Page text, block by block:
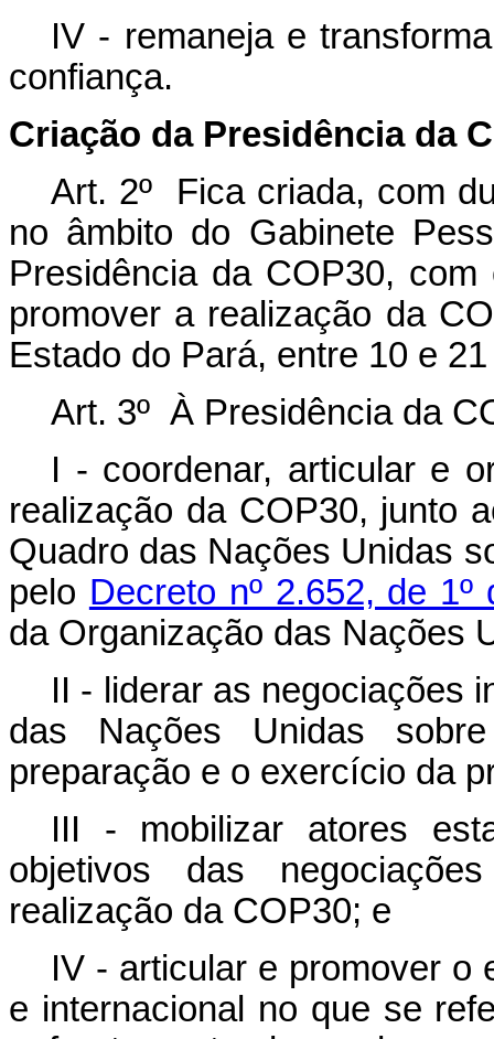
IV - remaneja e
confiança.
Criação da Presidência da
Art. 2º Fica criada, com
no âmbito do Gabinete
Presidência da COP30,
promover a realização da
Estado do Pará, entre 10 e
Art. 3º À Presidência da
I - coordenar, articular e
realização da COP30, junto
Quadro das Nações Unidas
pelo Decreto nº 2.652, de
da Organização das Nações
II - liderar as negociações
das Nações Unidas
preparação e o exercício da
III - mobilizar atores
objetivos das
realização da COP30; e
IV - articular e promover o
e internacional no que se